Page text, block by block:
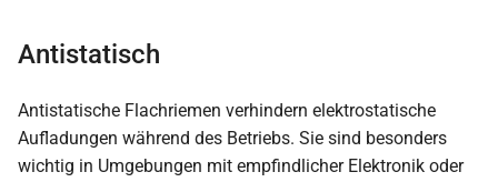
Antistatisch
Antistatische Flachriemen verhindern elektrostatische
Aufladungen während des Betriebs. Sie sind besonders
wichtig in Umgebungen mit empfindlicher Elektronik oder